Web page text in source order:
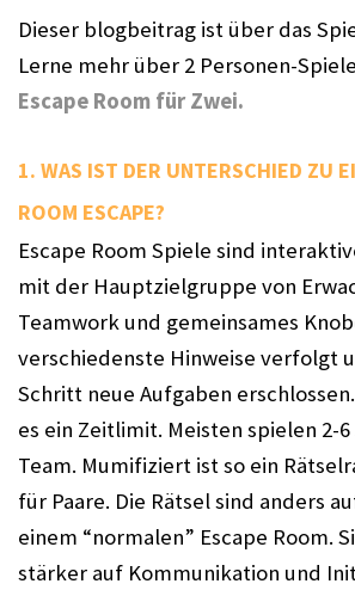
Dieser blogbeitrag ist über das
Escape Room für Zwei.
1. WAS IST DER UNTERSCHIED ZU
ROOM ESCAPE?
Escape Room Spiele sind
mit der Hauptzielgruppe von
Teamwork und gemeinsames
verschiedenste Hinweise verfolgt
Schritt neue Aufgaben
es ein Zeitlimit. Meisten spielen 2-
Team. Mumifiziert ist so ein
für Paare. Die Rätsel sind anders
einem “normalen” Escape Room.
stärker auf Kommunikation und